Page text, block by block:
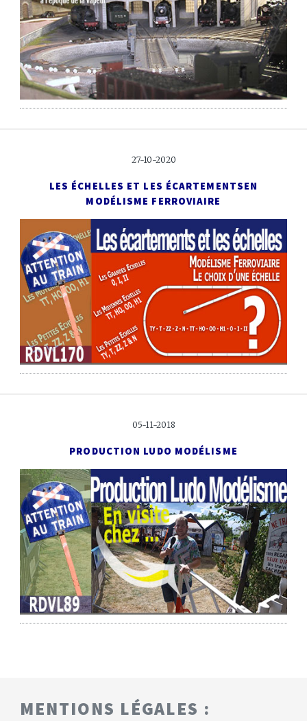
27-10-2020
LES ÉCHELLES ET LES ÉCARTEMENTSEN
MODÉLISME FERROVIAIRE
05-11-2018
PRODUCTION LUDO MODÉLISME
MENTIONS LÉGALES :